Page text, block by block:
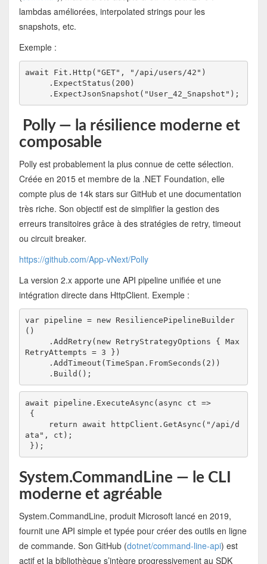
lambdas améliorées, interpolated strings pour les
snapshots, etc.
Exemple :
await Fit.Http("GET", "/api/users/42")
.ExpectStatus(200)
.ExpectJsonSnapshot("User_42_Snapshot");
Polly — la résilience moderne et
composable
Polly est probablement la plus connue de cette sélection.
Créée en 2015 et membre de la .NET Foundation, elle
compte plus de 14k stars sur GitHub et une documentation
très riche. Son objectif est de simplifier la gestion des
erreurs transitoires grâce à des stratégies de retry, timeout
ou circuit breaker.
https://github.com/App-vNext/Polly
La version 2.x apporte une API pipeline unifiée et une
intégration directe dans HttpClient. Exemple :
var pipeline = new ResiliencePipelineBuilder
()
RetryAttempts = 3 })
.AddTimeout(TimeSpan.FromSeconds(2))
.Build();
await pipeline.ExecuteAsync(async ct =>
{
ata", ct);
});
System.CommandLine — le CLI
moderne et agréable
System.CommandLine, produit Microsoft lancé en 2019,
fournit une API simple et typée pour créer des outils en ligne
de commande. Son GitHub (dotnet/command-line-api) est
actif et la bibliothèque s’intègre progressivement au SDK